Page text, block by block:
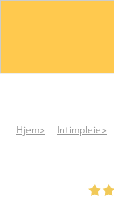
Hjem Intimpleie